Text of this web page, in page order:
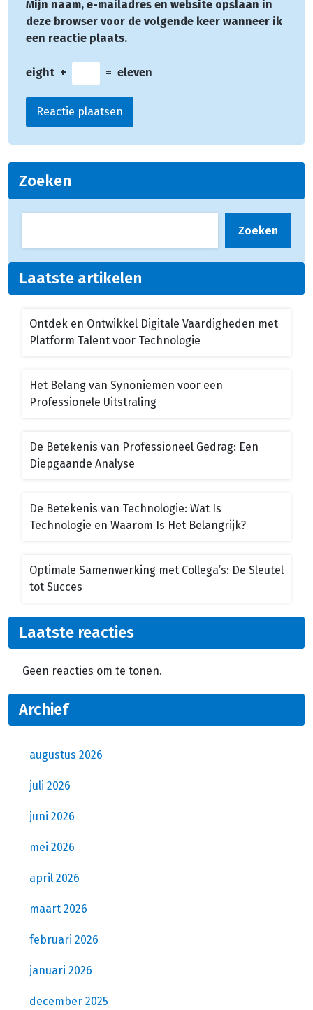
Mijn naam, e-mailadres en website opslaan in
deze browser voor de volgende keer wanneer ik
een reactie plaats.
eight + = eleven
Zoeken
Zoeken
Laatste artikelen
Ontdek en Ontwikkel Digitale Vaardigheden met
Platform Talent voor Technologie
Het Belang van Synoniemen voor een
Professionele Uitstraling
De Betekenis van Professioneel Gedrag: Een
Diepgaande Analyse
De Betekenis van Technologie: Wat Is
Technologie en Waarom Is Het Belangrijk?
Optimale Samenwerking met Collega’s: De Sleutel
tot Succes
Laatste reacties
Geen reacties om te tonen.
Archief
augustus 2026
juli 2026
juni 2026
mei 2026
april 2026
maart 2026
februari 2026
januari 2026
december 2025